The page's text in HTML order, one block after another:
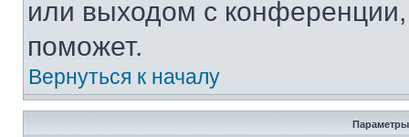
или выходом с
поможет.
Вернуться к началу
Параметры